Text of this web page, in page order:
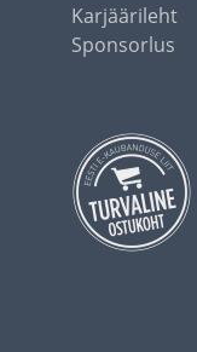
Karjäärileht
Sponsorlus